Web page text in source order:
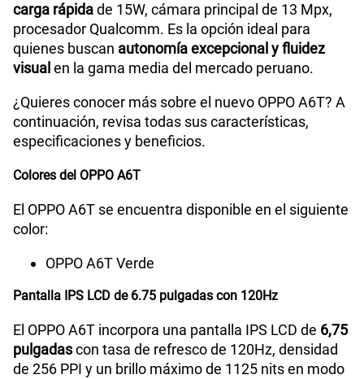
Paga solo
200GBen alta velocidad
S/289.90
Ver menos planes
carga rápidade 15W, cámara principal de 13 Mpx,
procesador Qualcomm. Es la opción ideal para
quienes buscan autonomía excepcional y fluidez
visual en la gama media del mercado peruano.
¿Quieres conocer más sobre el nuevo OPPO A6T? A
continuación, revisa todas sus características,
especificaciones y beneficios.
Colores del OPPO A6T
El OPPO A6T se encuentra disponible en el siguiente
color:
OPPO A6T Verde
Pantalla IPS LCD de 6.75 pulgadas con 120Hz
El OPPO A6T incorpora una pantalla IPS LCD de 6,75
pulgadascon tasa de refresco de 120Hz, densidad
de 256 PPI y un brillo máximo de 1125 nits en modo